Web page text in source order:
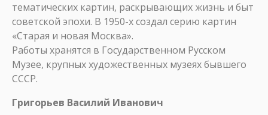
тематических картин, раскрывающих жизнь и быт
советской эпохи. В 1950-х создал серию картин
«Старая и новая Москва».
Работы хранятся в Государственном Русском
Музее, крупных художественных музеях бывшего
СССР.
Григорьев Василий Иванович